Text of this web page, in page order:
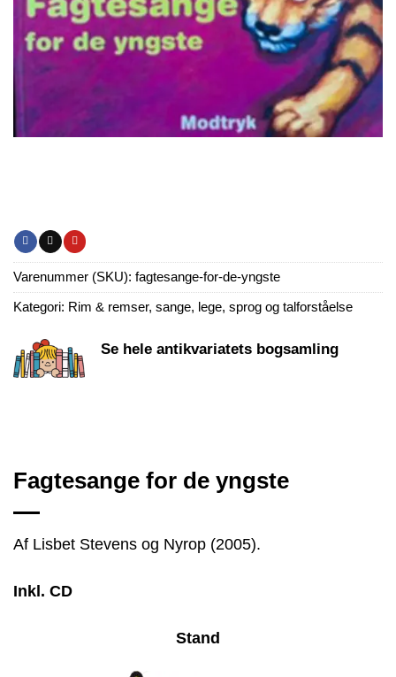
Varenummer (SKU): fagtesange-for-de-yngste
Kategori: Rim & remser, sange, lege, sprog og talforståelse
Se hele antikvariatets bogsamling
Fagtesange for de yngste
Af Lisbet Stevens og Nyrop (2005).
Inkl. CD
Stand